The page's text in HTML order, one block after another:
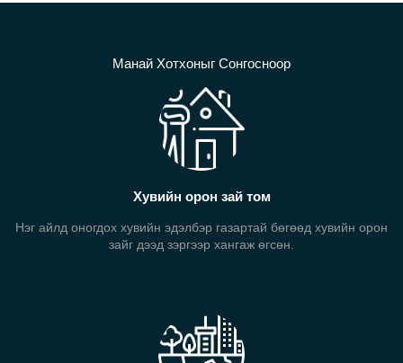
Манай Хотхоныг Сонгосноор
Хувийн орон зай том
Нэг айлд оногдох хувийн эдэлбэр газартай бөгөөд хувийн орон
зайг дээд зэргээр хангаж өгсөн.